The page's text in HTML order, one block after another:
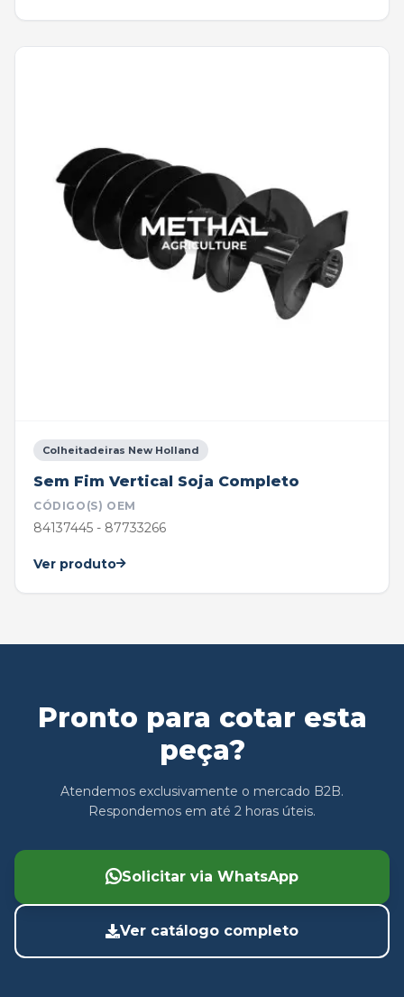
Colheitadeiras New Holland
Sem Fim Vertical Soja Completo
CÓDIGO(S) OEM
84137445 - 87733266
Ver produto
Pronto para cotar esta
peça?
Atendemos exclusivamente o mercado B2B.
Respondemos em até 2 horas úteis.
Solicitar via WhatsApp
Ver catálogo completo